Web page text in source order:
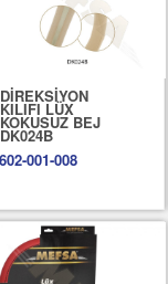
DİREKSİYON
KILIFI LÜX
KOKUSUZ BEJ
DK024B
602-001-008